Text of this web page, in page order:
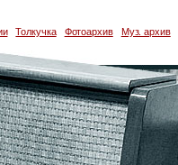
Толкучка Фотоархив Муз. архив